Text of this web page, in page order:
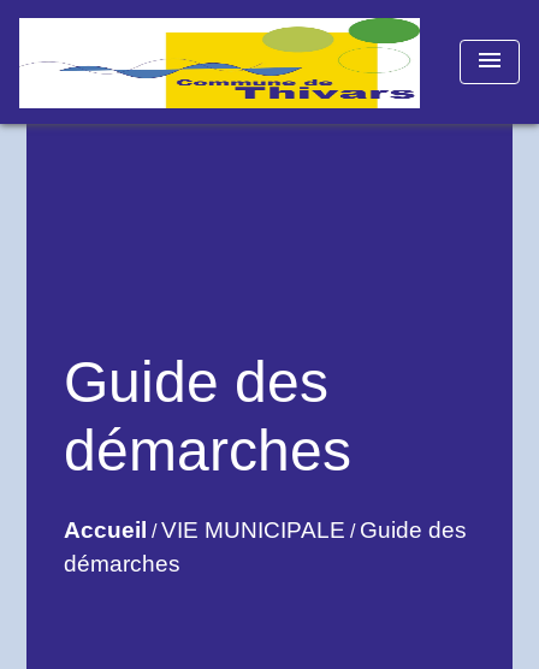
menu
Guide des
démarches
Accueil /VIE MUNICIPALE / Guide des
démarches